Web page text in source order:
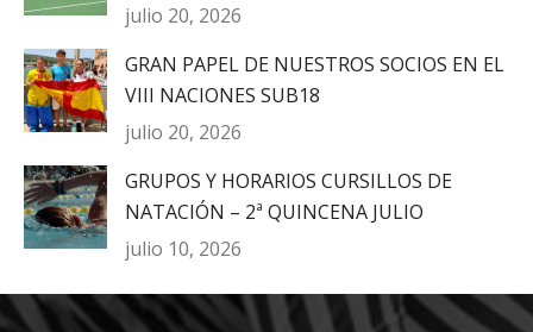
julio 20, 2026
GRAN PAPEL DE NUESTROS SOCIOS EN EL
VIII NACIONES SUB18
julio 20, 2026
GRUPOS Y HORARIOS CURSILLOS DE
NATACIÓN – 2ª QUINCENA JULIO
julio 10, 2026